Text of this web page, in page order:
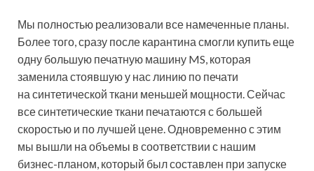
Мы полностью реализовали все намеченные планы.
Более того, сразу после карантина смогли купить еще
одну большую печатную машину MS, которая
заменила стоявшую у нас линию по печати
на синтетической ткани меньшей мощности. Сейчас
все синтетические ткани печатаются с большей
скоростью и по лучшей цене. Одновременно с этим
мы вышли на объемы в соответствии с нашим
бизнес-планом, который был составлен при запуске